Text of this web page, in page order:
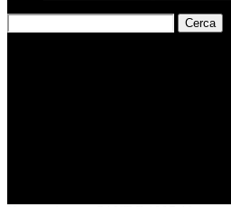
Cerca